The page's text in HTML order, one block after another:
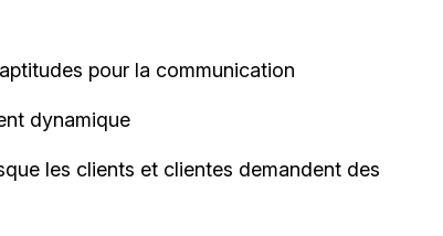
pour la communication
dynamique
les clients et clientes demandent des